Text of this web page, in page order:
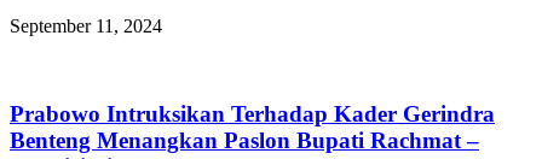
September 11, 2024
Prabowo Intruksikan Terhadap Kader Gerindra
Benteng Menangkan Paslon Bupati Rachmat –